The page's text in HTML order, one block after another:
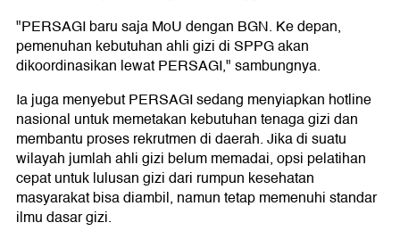
"PERSAGI baru saja MoU dengan BGN. Ke depan,
pemenuhan kebutuhan ahli gizi di SPPG akan
dikoordinasikan lewat PERSAGI," sambungnya.
Ia juga menyebut PERSAGI sedang menyiapkan hotline
nasional untuk memetakan kebutuhan tenaga gizi dan
membantu proses rekrutmen di daerah. Jika di suatu
wilayah jumlah ahli gizi belum memadai, opsi pelatihan
cepat untuk lulusan gizi dari rumpun kesehatan
masyarakat bisa diambil, namun tetap memenuhi standar
ilmu dasar gizi.